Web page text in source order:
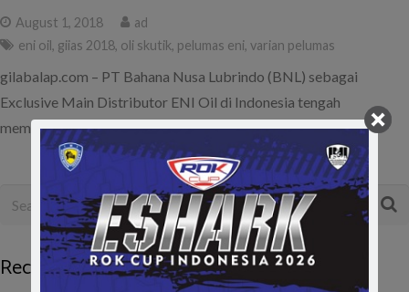
August 1, 2018
ad
eni oil, giias 2018, oli skutik, pelumas eni, varian pelumas
gilabalap.com – PT Bahana Nusa Lubrindo (BNL) sebagai
Exclusive Main Distributor ENI Oil di Indonesia tengah
mempersiapkan strategi untuk meraih…
Recent Posts